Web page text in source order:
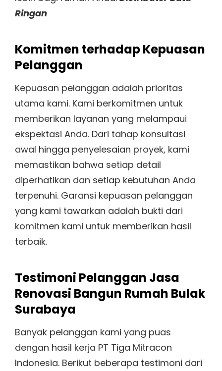
Ringan
Komitmen terhadap Kepuasan
Pelanggan
Kepuasan pelanggan adalah prioritas
utama kami. Kami berkomitmen untuk
memberikan layanan yang melampaui
ekspektasi Anda. Dari tahap konsultasi
awal hingga penyelesaian proyek, kami
memastikan bahwa setiap detail
diperhatikan dan setiap kebutuhan Anda
terpenuhi. Garansi kepuasan pelanggan
yang kami tawarkan adalah bukti dari
komitmen kami untuk memberikan hasil
terbaik.
Testimoni Pelanggan Jasa
Renovasi Bangun Rumah Bulak
Surabaya
Banyak pelanggan kami yang puas
dengan hasil kerja PT Tiga Mitracon
Indonesia. Berikut beberapa testimoni dari